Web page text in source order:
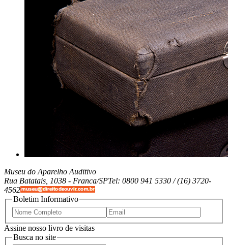
Museu do Aparelho Auditivo
Rua Batatais, 1038 - Franca/SPTel: 0800 941 5330 / (16) 3720-
4562
Boletim Informativo
Assine nosso livro de visitas
Busca no site